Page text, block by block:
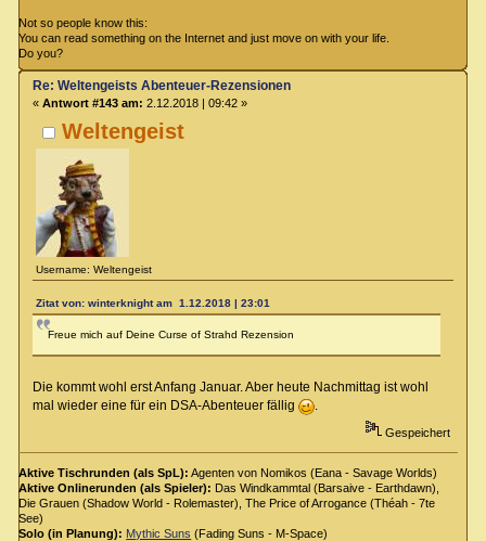
Not so people know this:
You can read something on the Internet and just move on with your life.
Do you?
Weltengeist
Username: Weltengeist
Re: Weltengeists Abenteuer-Rezensionen
« Antwort #143 am: 2.12.2018 | 09:42 »
Zitat von: winterknight am 1.12.2018 | 23:01
Freue mich auf Deine Curse of Strahd Rezension
Die kommt wohl erst Anfang Januar. Aber heute Nachmittag ist wohl
mal wieder eine für ein DSA-Abenteuer fällig
.
Gespeichert
Aktive Tischrunden (als SpL): Agenten von Nomikos (Eana - Savage Worlds)
Aktive Onlinerunden (als Spieler): Das Windkammtal (Barsaive - Earthdawn),
Die Grauen (Shadow World - Rolemaster), The Price of Arrogance (Théah - 7te
See)
Solo (in Planung): Mythic Suns (Fading Suns - M-Space)